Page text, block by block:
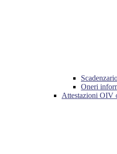
Oneri
Attestazioni OIV